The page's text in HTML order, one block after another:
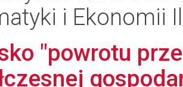
i Ekonomii
"powrotu